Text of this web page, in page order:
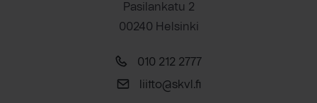
Pasilankatu 2
00240 Helsinki
010 212 2777
liitto@skvl.fi